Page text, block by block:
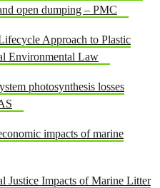
open dumping – PMC
Approach to Plastic
Environmental Law
photosynthesis losses
impacts of marine
Impacts of Marine Litter